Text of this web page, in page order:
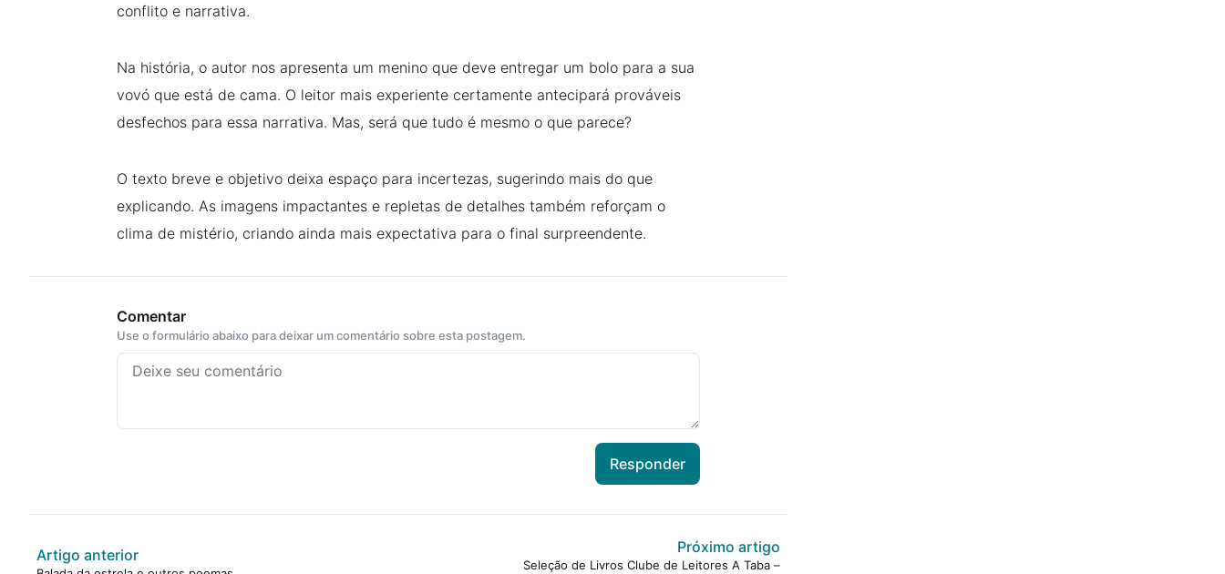
conflito e narrativa.
Na história, o autor nos apresenta um menino que deve entregar um bolo para a sua
vovó que está de cama. O leitor mais experiente certamente antecipará prováveis
desfechos para essa narrativa. Mas, será que tudo é mesmo o que parece?
O texto breve e objetivo deixa espaço para incertezas, sugerindo mais do que
explicando. As imagens impactantes e repletas de detalhes também reforçam o
clima de mistério, criando ainda mais expectativa para o final surpreendente.
Comentar
Use o formulário abaixo para deixar um comentário sobre esta postagem.
Responder
Artigo anterior Próximo artigo
Seleção de Livros Clube de Leitores A Taba –